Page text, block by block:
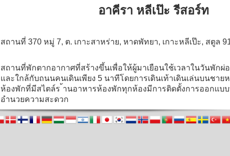
อาคีรา หลีเป๊ะ รีสอร์ท
สถานที่ 370 หมู่ 7, ต. เกาะสาหร่าย, หาดพัทยา, เกาะหลีเป๊ะ, สตูล
สถานที่พักตากอากาศที่สร้างขึ้นเพื่อให้ผู้มาเยือนใช้เวลาในวันพักผ่
และใกล้กับถนนคนเดินเพียง 5 นาทีโดยการเดินเท้าเดินเล่นบนชา
ห้องพักที่มีสไตล์ร านอาหารห้องพักทุกห้องมีการติดตั้งการออกแบ
อำนวยความสะดวก